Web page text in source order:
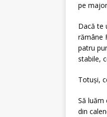
pe
Dacă te
rămâne
patru
stabile,
Totuși,
Să luăm
din